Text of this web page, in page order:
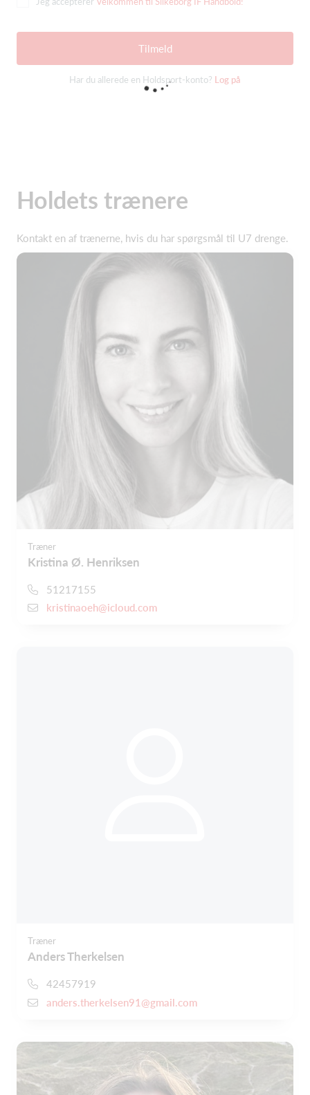
Tilmeld
Har du allerede en Holdsport-konto? Log på
Holdets trænere
Kontakt en af trænerne, hvis du har spørgsmål til U7 drenge.
Træner
Kristina Ø. Henriksen
51217155
kristinaoeh@icloud.com
Træner
Anders Therkelsen
42457919
anders.therkelsen91@gmail.com